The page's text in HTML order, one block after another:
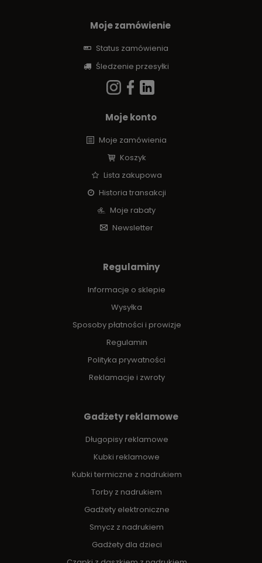
Moje zamówienie
Status zamówienia
Śledzenie przesyłki
Moje konto
Moje zamówienia
Koszyk
Lista zakupowa
Historia transakcji
Moje rabaty
Newsletter
Regulaminy
Informacje o sklepie
Wysyłka
Sposoby płatności i prowizje
Regulamin
Polityka prywatności
Reklamacje i zwroty
Gadżety reklamowe
Długopisy reklamowe
Kubki reklamowe
Kubki termiczne z nadrukiem
Torby z nadrukiem
Gadżety elektroniczne
Smycz z nadrukiem
Gadżety dla dzieci